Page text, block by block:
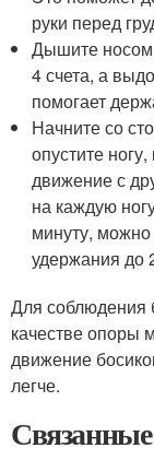
руки перед
Дышите носом
4 счета, а
помогает
Начните со
опустите
движение с
на каждую
минуту, можно
удержания до
Для соблюдения
качестве опоры
движение
легче.